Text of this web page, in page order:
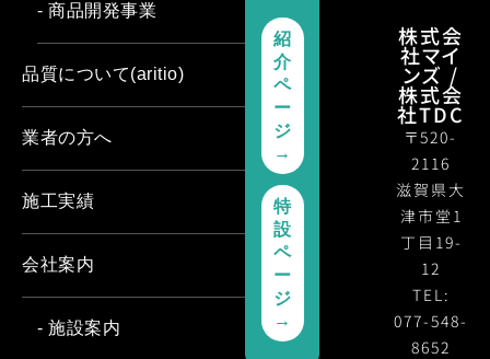
株式会
社マイ
ンズ /
株式会
社TDC
〒520-
2116
滋賀県大
津市堂1
丁目19-
12
TEL:
077-548-
8652
紹
介
ペ
ー
ジ
→
特
設
ペ
ー
ジ
→
- 商品開発事業
品質について(aritio)
業者の方へ
施工実績
会社案内
- 施設案内